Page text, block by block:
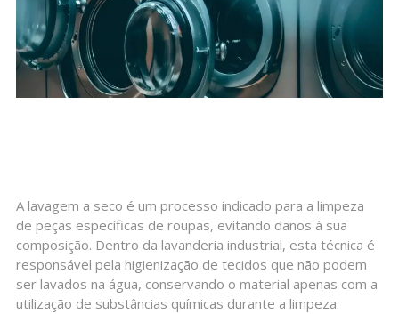
A lavagem a seco é um processo indicado para a limpeza
de peças específicas de roupas, evitando danos à sua
composição. Dentro da lavanderia industrial, esta técnica é
responsável pela higienização de tecidos que não podem
ser lavados na água, conservando o material apenas com a
utilização de substâncias químicas durante a limpeza.